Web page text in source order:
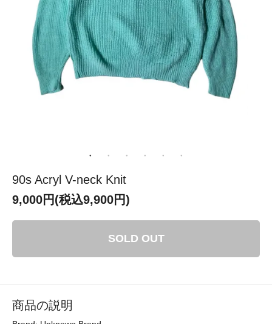
90s Acryl V-neck Knit
9,000円(税込9,900円)
SOLD OUT
商品の説明